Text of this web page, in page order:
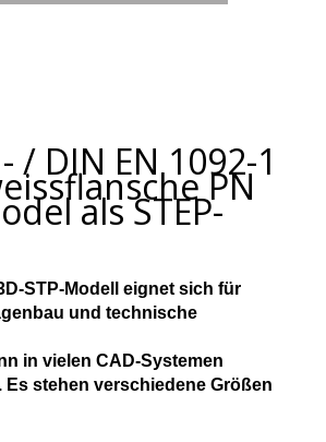
/ DIN EN 1092-1
PN
als STEP-
STP-Modell eignet sich für
und technische
in vielen CAD-Systemen
Es stehen verschiedene Größen